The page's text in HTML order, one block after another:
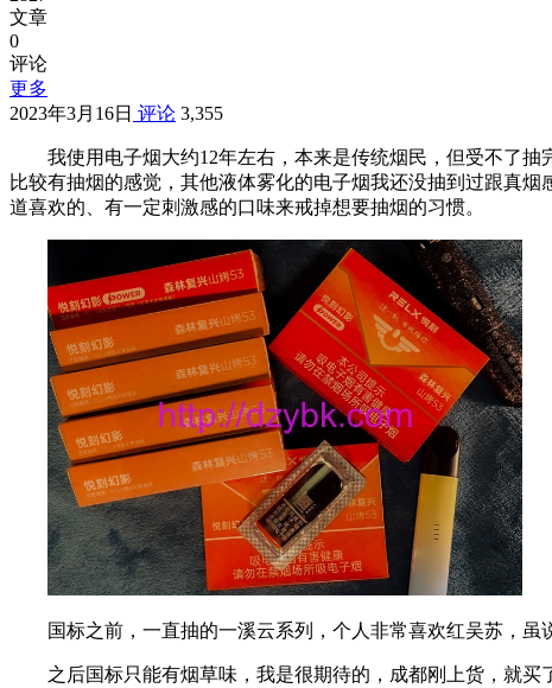
文章
0
评论
更多
2023年3月16日 评论 3,355
我使用电子烟大约12年左右，本来是传统烟民，但受不了
比较有抽烟的感觉，其他液体雾化的电子烟我还没抽到过跟真
道喜欢的、有一定刺激感的口味来戒掉想要抽烟的习惯。
国标之前，一直抽的一溪云系列，个人非常喜欢红吴苏，虽
之后国标只能有烟草味，我是很期待的，成都刚上货，就